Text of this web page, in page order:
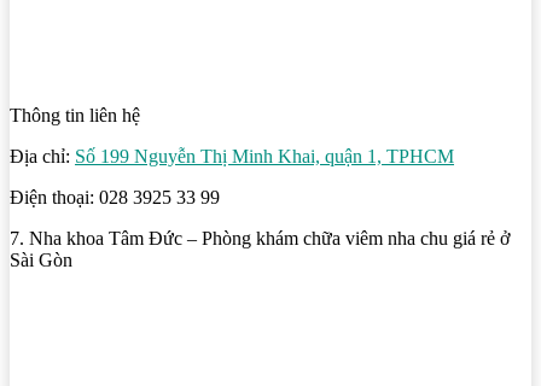
Thông tin liên hệ
Địa chỉ: Số 199 Nguyễn Thị Minh Khai, quận 1, TPHCM
Điện thoại: 028 3925 33 99
7. Nha khoa Tâm Đức – Phòng khám chữa viêm nha chu giá rẻ ở
Sài Gòn